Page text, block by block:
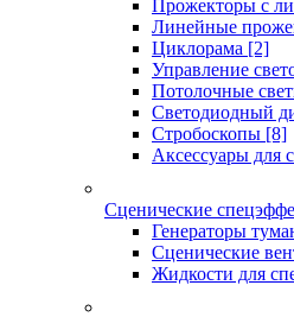
Прожекторы с
Линейные
Циклорама [2]
Управление
Потолочные
Светодиодный
Стробоскопы [8]
Аксессуары для
Сценические
Генераторы
Сценические
Жидкости для